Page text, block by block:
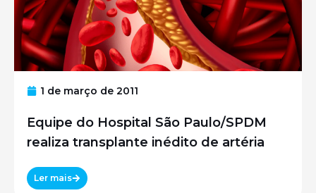
1 de março de 2011
Equipe do Hospital São Paulo/SPDM
realiza transplante inédito de artéria
Ler mais